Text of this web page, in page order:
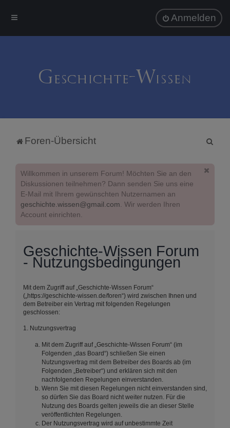
Anmelden
Foren-Übersicht
Willkommen in unserem Forum! Möchten Sie an den
Diskussionen teilnehmen? Dann senden Sie uns eine
E-Mail mit Ihrem gewünschten Nutzernamen an
geschichte.wissen@gmail.com. Wir werden Ihren
Account einrichten.
Geschichte-Wissen Forum
- Nutzungsbedingungen
Mit dem Zugriff auf „Geschichte-Wissen Forum“
(„https://geschichte-wissen.de/foren“) wird zwischen Ihnen und
dem Betreiber ein Vertrag mit folgenden Regelungen
geschlossen:
1. Nutzungsvertrag
Mit dem Zugriff auf „Geschichte-Wissen Forum“ (im
Folgenden „das Board“) schließen Sie einen
Nutzungsvertrag mit dem Betreiber des Boards ab (im
Folgenden „Betreiber“) und erklären sich mit den
nachfolgenden Regelungen einverstanden.
Wenn Sie mit diesen Regelungen nicht einverstanden sind,
so dürfen Sie das Board nicht weiter nutzen. Für die
Nutzung des Boards gelten jeweils die an dieser Stelle
veröffentlichten Regelungen.
Der Nutzungsvertrag wird auf unbestimmte Zeit